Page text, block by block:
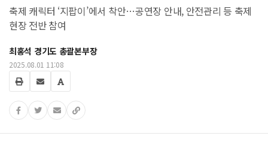
축제 캐릭터 ‘지팝이’에서 착안…공연장 안내, 안전관리 등 축제
현장 전반 참여
최홍석 경기도 총괄본부장
2025.08.01 11:08